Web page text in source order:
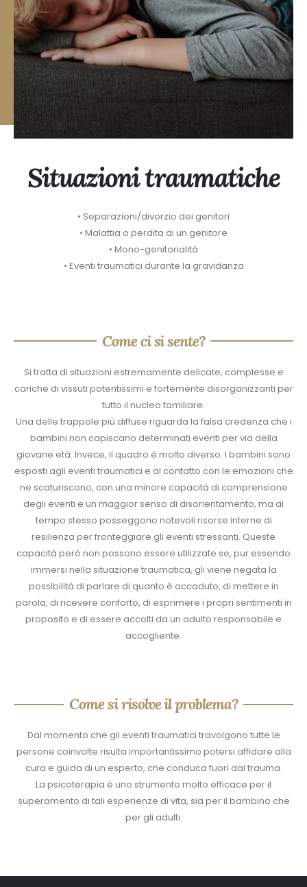
Situazioni traumatiche
• Separazioni/divorzio dei genitori
• Malattia o perdita di un genitore
• Mono-genitorialità
• Eventi traumatici durante la gravidanza
Come ci si sente?
Si tratta di situazioni estremamente delicate, complesse e
cariche di vissuti potentissimi e fortemente disorganizzanti per
tutto il nucleo familiare.
Una delle trappole più diffuse riguarda la falsa credenza che i
bambini non capiscano determinati eventi per via della
giovane età. Invece, il quadro è molto diverso. I bambini sono
esposti agli eventi traumatici e al contatto con le emozioni che
ne scaturiscono, con una minore capacità di comprensione
degli eventi e un maggior senso di disorientamento, ma al
tempo stesso posseggono notevoli risorse interne di
resilienza per fronteggiare gli eventi stressanti. Queste
capacità però non possono essere utilizzate se, pur essendo
immersi nella situazione traumatica, gli viene negata la
possibilità di parlare di quanto è accaduto, di mettere in
parola, di ricevere conforto, di esprimere i propri sentimenti in
proposito e di essere accolti da un adulto responsabile e
accogliente.
Come si risolve il problema?
Dal momento che gli eventi traumatici travolgono tutte le
persone coinvolte risulta importantissimo potersi affidare alla
cura e guida di un esperto, che conduca fuori dal trauma.
La psicoterapia è uno strumento molto efficace per il
superamento di tali esperienze di vita, sia per il bambino che
per gli adulti.